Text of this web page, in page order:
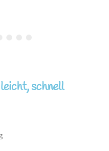
schnell